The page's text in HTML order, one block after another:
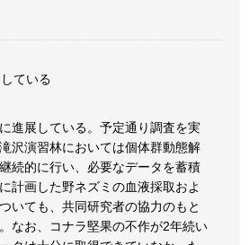
ている
進展している。予定通り調査を実
沢演習林においては個体群動態解
続的に行い、必要なデータを蓄積
計画した野ネズミの血液採取およ
いても、共同研究者の協力のもと
なお、コナラ堅果の不作が2年続い